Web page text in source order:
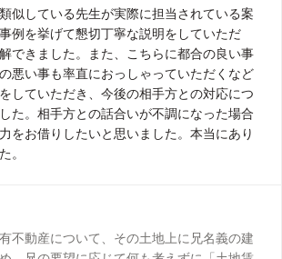
似している先生が実際に担当されている案
例を挙げて懇切丁寧な説明をしていただ
できました。また、こちらに都合の良い事
悪い事も率直におっしゃっていただくなど
していただき、今後の相手方との対応につ
た。相手方との話合いが不調になった場合
をお借りしたいと思いました。本当にあり
。
不動産について、その土地上に兄名義の建